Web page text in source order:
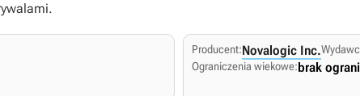
Producent:Novalogic Inc.
Ograniczenia wiekowe:brak